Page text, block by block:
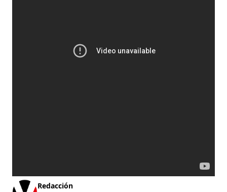
Redacción